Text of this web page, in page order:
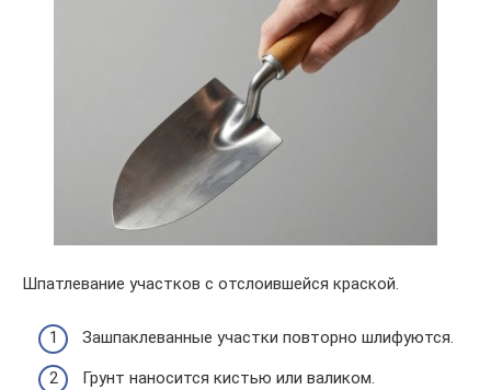
Шпатлевание участков с отслоившейся краской.
Зашпаклеванные участки повторно шлифуются.
Грунт наносится кистью или валиком.